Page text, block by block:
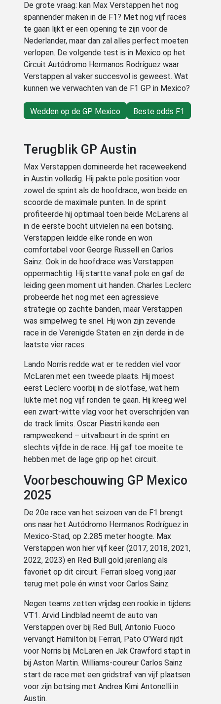
De grote vraag: kan Max Verstappen het nog
spannender maken in de F1? Met nog vijf races
te gaan lijkt er een opening te zijn voor de
Nederlander, maar dan zal alles perfect moeten
verlopen. De volgende test is in Mexico op het
Circuit Autódromo Hermanos Rodríguez waar
Verstappen al vaker succesvol is geweest. Wat
kunnen we verwachten van de F1 GP in Mexico?
Wedden op de GP Mexico Beste odds F1
Terugblik GP Austin
Max Verstappen domineerde het raceweekend
in Austin volledig. Hij pakte pole position voor
zowel de sprint als de hoofdrace, won beide en
scoorde de maximale punten. In de sprint
profiteerde hij optimaal toen beide McLarens al
in de eerste bocht uitvielen na een botsing.
Verstappen leidde elke ronde en won
comfortabel voor George Russell en Carlos
Sainz. Ook in de hoofdrace was Verstappen
oppermachtig. Hij startte vanaf pole en gaf de
leiding geen moment uit handen. Charles Leclerc
probeerde het nog met een agressieve
strategie op zachte banden, maar Verstappen
was simpelweg te snel. Hij won zijn zevende
race in de Verenigde Staten en zijn derde in de
laatste vier races.
Lando Norris redde wat er te redden viel voor
McLaren met een tweede plaats. Hij moest
eerst Leclerc voorbij in de slotfase, wat hem
lukte met nog vijf ronden te gaan. Hij kreeg wel
een zwart-witte vlag voor het overschrijden van
de track limits. Oscar Piastri kende een
rampweekend – uitvalbeurt in de sprint en
slechts vijfde in de race. Hij gaf toe moeite te
hebben met de lage grip op het circuit.
Voorbeschouwing GP Mexico
2025
De 20e race van het seizoen van de F1 brengt
ons naar het Autódromo Hermanos Rodríguez in
Mexico-Stad, op 2.285 meter hoogte. Max
Verstappen won hier vijf keer (2017, 2018, 2021,
2022, 2023) en Red Bull gold jarenlang als
favoriet op dit circuit. Ferrari sloeg vorig jaar
terug met pole én winst voor Carlos Sainz.
Negen teams zetten vrijdag een rookie in tijdens
VT1. Arvid Lindblad neemt de auto van
Verstappen over bij Red Bull, Antonio Fuoco
vervangt Hamilton bij Ferrari, Pato O’Ward rijdt
voor Norris bij McLaren en Jak Crawford stapt in
bij Aston Martin. Williams-coureur Carlos Sainz
start de race met een gridstraf van vijf plaatsen
voor zijn botsing met Andrea Kimi Antonelli in
Austin.